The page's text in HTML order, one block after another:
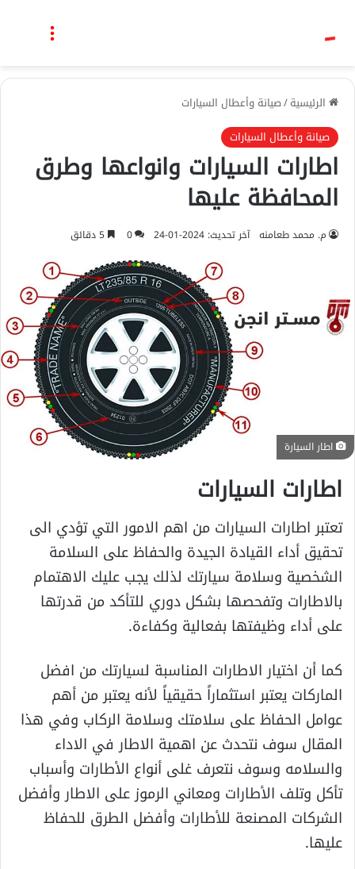
بحث عن
الرئيسية/صيانة وأعطال السيارات
صيانة وأعطال السيارات
اطارات السيارات وانواعها وطرق
المحافظة عليها
م. محمد طعامنه آخر تحديث: 2024-01-24 0
اطار السيارة
اطارات السيارات
تعتبر اطارات السيارات من اهم الامور التي تؤدي الى
تحقيق أداء القيادة الجيدة والحفاظ على السلامة
الشخصية وسلامة سيارتك لذلك يجب عليك الاهتمام
بالاطارات وتفحصها بشكل دوري للتأكد من قدرتها
على أداء وظيفتها بفعالية وكفاءة.
كما أن اختيار الاطارات المناسبة لسيارتك من افضل
الماركات يعتبر استثماراً حقيقياً لأنه يعتبر من أهم
عوامل الحفاظ على سلامتك وسلامة الركاب وفي هذا
المقال سوف نتحدث عن اهمية الاطار في الاداء
والسلامه وسوف نتعرف غلى أنواع الأطارات وأسباب
تأكل وتلف الأطارات ومعاني الرموز على الاطار وأفضل
الشركات المصنعة للأطارات وأفضل الطرق للحفاظ
عليها.